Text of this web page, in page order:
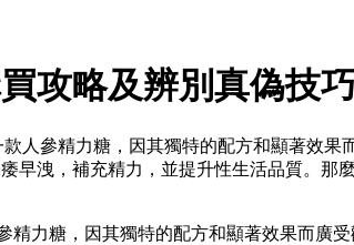
攻略及辨別真偽技
人參精力糖，因其獨特的配方和顯著效果
早洩，補充精力，並提升性生活品質。那
精力糖，因其獨特的配方和顯著效果而廣